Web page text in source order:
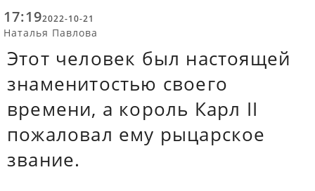
17:192022-10-21
Наталья Павлова
Этот человек был настоящей
знаменитостью своего
времени, а король Карл II
пожаловал ему рыцарское
звание.